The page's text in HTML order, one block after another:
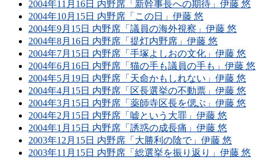
2004年11月16日 内野席「新幹事長への期待」伊藤 悠
2004年10月15日 内野席「この日」伊藤 悠
2004年9月15日 内野席「議員の海外視察」伊藤 悠
2004年8月16日 内野席「提灯内野席」伊藤 悠
2004年7月15日 内野席「手塚よしおの文化」伊藤 悠
2004年6月16日 内野席「猫の手も議員の手も」伊藤 悠
2004年5月19日 内野席「天命かもしれない」伊藤 悠
2004年4月15日 内野席「区長選挙の不動票」伊藤 悠
2004年3月15日 内野席「薬師寺区長を偲ぶ」伊藤 悠
2004年2月15日 内野席「嘘という大罪」伊藤 悠
2004年1月15日 内野席「誘惑の成長痛」伊藤 悠
2003年12月15日 内野席「大勝利の陰で」伊藤 悠
2003年11月15日 内野席「総選挙を振り返り」伊藤 悠